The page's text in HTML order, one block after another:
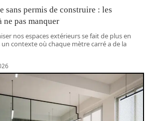
sans permis de construire : les
ne pas manquer
nos espaces extérieurs se fait de plus en
contexte où chaque mètre carré a de la